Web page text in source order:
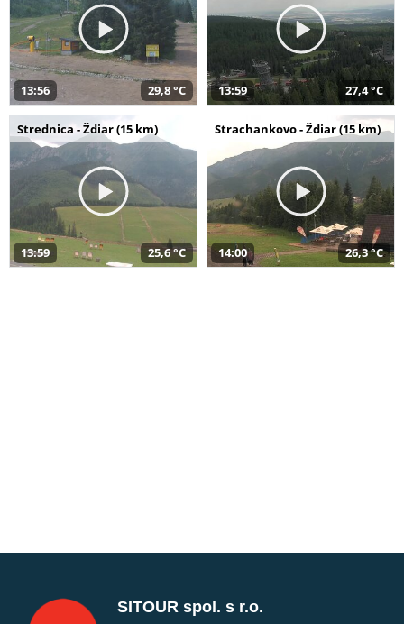
13:56 29,8 °C 13:59 27,4 °C
Strednica - Ždiar (15 km)
13:59 25,6 °C
Strachankovo - Ždiar (15 km)
14:00 26,3 °C
SITOUR spol. s r.o.